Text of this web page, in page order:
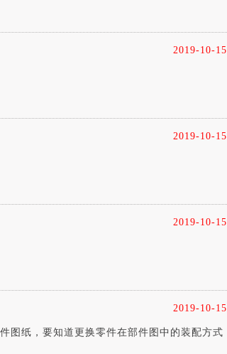
2019-10-15
2019-10-15
2019-10-15
2019-10-15
纸，要知道更换零件在部件图中的装配方式